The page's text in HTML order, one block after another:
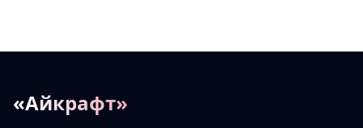
«Айкрафт»